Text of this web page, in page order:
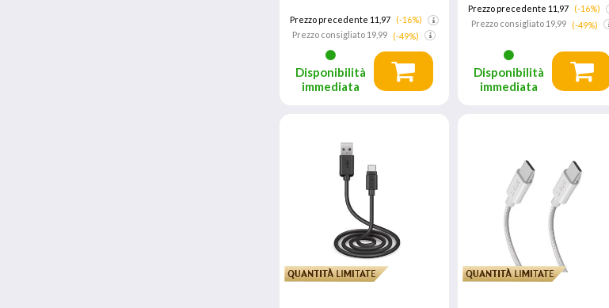
Prezzo precedente 11,97
(-16%)
Prezzo consigliato 19,99 (-49%)
Disponibilità
immediata
Prezzo precedente 11,97
(-16%)
Prezzo consigliato19,99 (-49%)
Disponibilità
immediata